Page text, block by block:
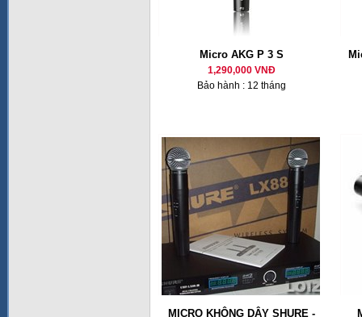
Micro AKG P 3 S
1,290,000 VNĐ
Bảo hành : 12 tháng
MICRO KHÔNG DÂY SHURE -